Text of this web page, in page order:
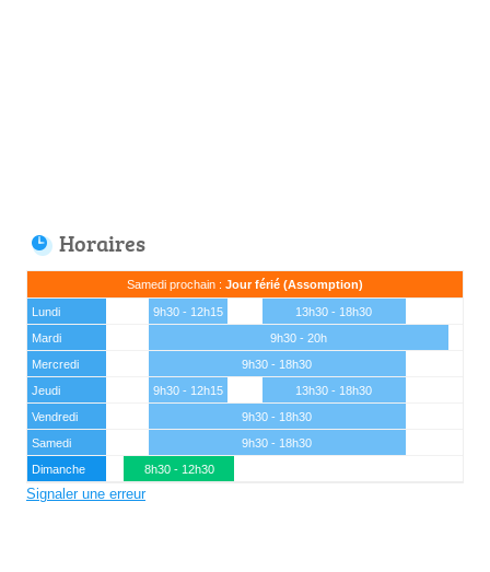
Horaires
Samedi prochain : Jour férié (Assomption)
Lundi 9h30 - 12h15
13h30 - 18h30
Mardi
9h30 - 20h
Mercredi
9h30 - 18h30
Jeudi
9h30 - 12h15
13h30 - 18h30
Vendredi
9h30 - 18h30
Samedi
9h30 - 18h30
Dimanche
8h30 - 12h30
Signaler une erreur